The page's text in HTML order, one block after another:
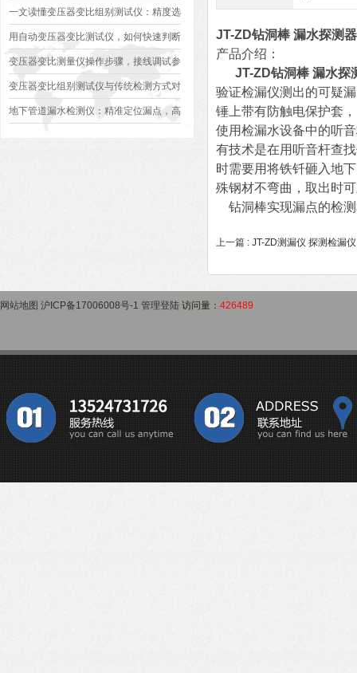
别测试仪的日常校准方法、常见组别识别
异常排查方案
一文读懂变压器变比组别测试仪：精度选
型、接线规范、报告生成全流程标准化操
作指南
用自动变压器变比测试仪，如何快速判断
变压器是否合格？
变压器变比测量仪操作步骤，接线调试参
数设定变比测试数据保存使用教程
变压器变比组别测试仪与传统检测方式对
比：精度、速度与安全性深度分析
地下管道漏水检测仪：精准定位漏点，高
JT-ZD钻洞棒 漏水探测器
产品介绍：
JT-ZD钻洞棒 漏水探
验证检漏仪测出的可疑
锤上带有防触电保护套
使用检漏水设备中的听
有技术是在用听音杆查
时需要用将铁钎砸入地
殊钢材不弯曲，取出时
钻洞棒实现漏点的检
上一篇 : JT-ZD测漏仪 探测检漏仪
网站地图 沪ICP备17006008号-1 管理登陆 访问量： 426489